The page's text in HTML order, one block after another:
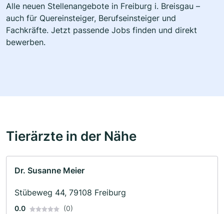
Alle neuen Stellenangebote in Freiburg i. Breisgau –
auch für Quereinsteiger, Berufseinsteiger und
Fachkräfte. Jetzt passende Jobs finden und direkt
bewerben.
Tierärzte in der Nähe
Dr. Susanne Meier
Stübeweg 44, 79108 Freiburg
0.0 (0)